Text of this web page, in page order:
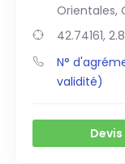
Orientales,
42.74161,
N°
validité)